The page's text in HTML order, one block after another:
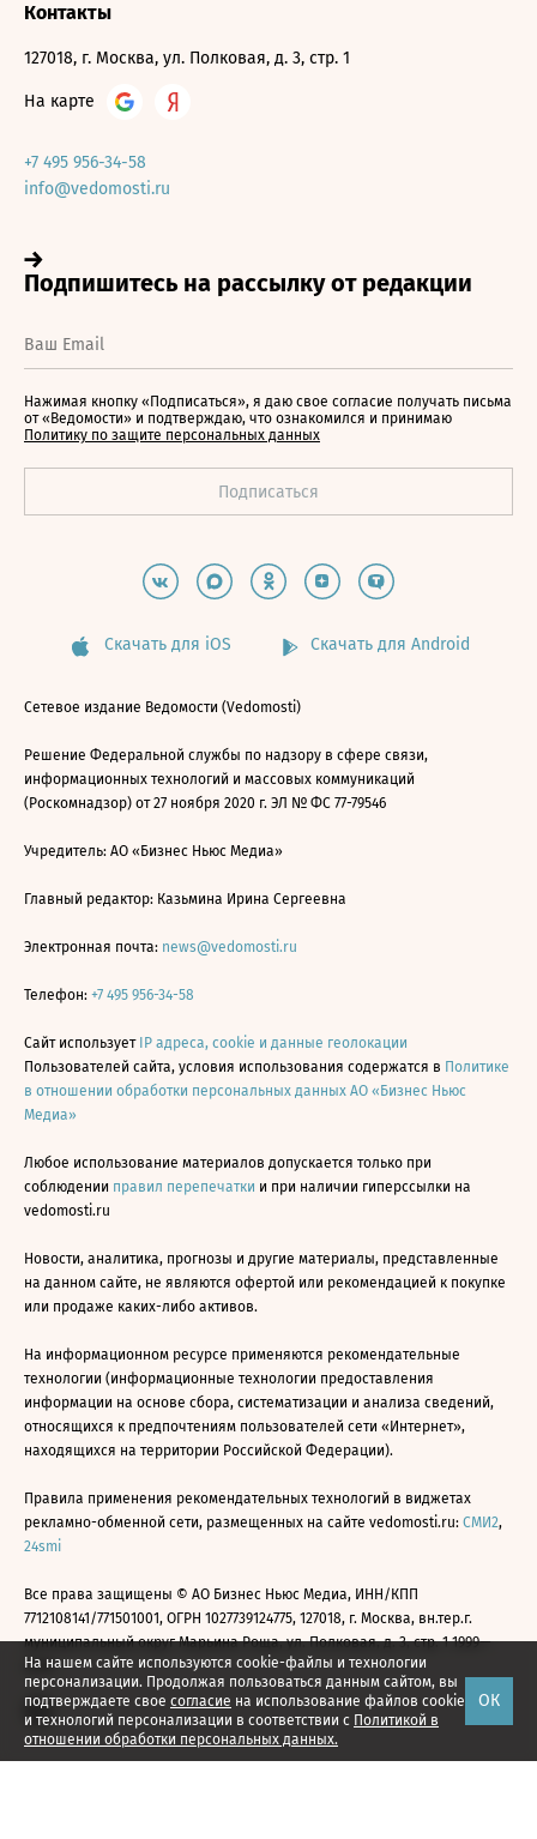
На нашем сайте используются cookie-файлы и технологии
персонализации. Продолжая пользоваться данным сайтом, вы
подтверждаете свое согласие на использование файлов cookie
и технологий персонализации в соответствии с Политикой в
отношении обработки персональных данных.
ОК
Контакты
127018, г. Москва, ул. Полковая, д. 3, стр. 1
На карте
+7 495 956-34-58
info@vedomosti.ru
Нажимая кнопку «Подписаться», я даю свое согласие получать письма
от «Ведомости» и подтверждаю, что ознакомился и принимаю
Политику по защите персональных данных
Скачать для iOS Скачать для Android
Сетевое издание Ведомости (Vedomosti)
Решение Федеральной службы по надзору в сфере связи,
информационных технологий и массовых коммуникаций
(Роскомнадзор) от 27 ноября 2020 г. ЭЛ № ФС 77-79546
Учредитель: АО «Бизнес Ньюс Медиа»
Главный редактор: Казьмина Ирина Сергеевна
Электронная почта: news@vedomosti.ru
Телефон: +7 495 956-34-58
Сайт использует IP адреса, cookie и данные геолокации
Пользователей сайта, условия использования содержатся в Политике
в отношении обработки персональных данных АО «Бизнес Ньюс
Медиа»
Любое использование материалов допускается только при
соблюдении правил перепечатки и при наличии гиперссылки на
vedomosti.ru
Новости, аналитика, прогнозы и другие материалы, представленные
на данном сайте, не являются офертой или рекомендацией к покупке
или продаже каких-либо активов.
На информационном ресурсе применяются рекомендательные
технологии (информационные технологии предоставления
информации на основе сбора, систематизации и анализа сведений,
относящихся к предпочтениям пользователей сети «Интернет»,
находящихся на территории Российской Федерации).
Правила применения рекомендательных технологий в виджетах
рекламно-обменной сети, размещенных на сайте vedomosti.ru: СМИ2,
24smi
Все права защищены © АО Бизнес Ньюс Медиа, ИНН/КПП
7712108141/771501001, ОГРН 1027739124775, 127018, г. Москва, вн.тер.г.
муниципальный округ Марьина Роща, ул. Полковая, д. 3, стр. 1 1999—
2026